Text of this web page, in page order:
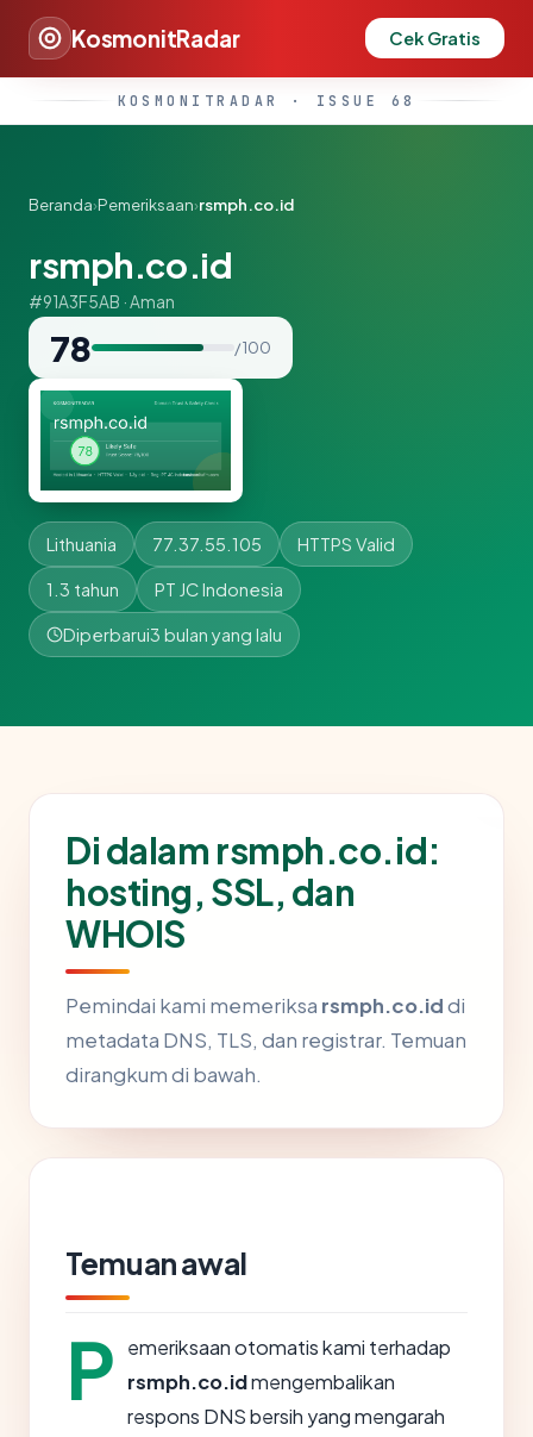
KosmonitRadar Cek Gratis
KOSMONITRADAR · ISSUE 68
Beranda›Pemeriksaan›rsmph.co.id
rsmph.co.id
#91A3F5AB · Aman
78 / 100
Lithuania 77.37.55.105 HTTPS Valid
1.3 tahun PT JC Indonesia
Diperbarui3 bulan yang lalu
Di dalam rsmph.co.id:
hosting, SSL, dan
WHOIS
Pemindai kami memeriksa rsmph.co.iddi
metadata DNS, TLS, dan registrar. Temuan
dirangkum di bawah.
Temuan awal
P
emeriksaan otomatis kami terhadap
rsmph.co.idmengembalikan
respons DNS bersih yang mengarah